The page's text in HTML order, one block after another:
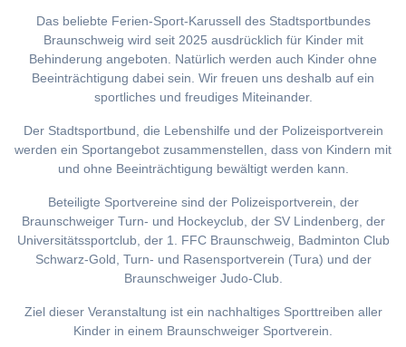
Das beliebte Ferien-Sport-Karussell des Stadtsportbundes
Braunschweig wird seit 2025 ausdrücklich für Kinder mit
Behinderung angeboten. Natürlich werden auch Kinder ohne
Beeinträchtigung dabei sein. Wir freuen uns deshalb auf ein
sportliches und freudiges Miteinander.
Der Stadtsportbund, die Lebenshilfe und der Polizeisportverein
werden ein Sportangebot zusammenstellen, dass von Kindern mit
und ohne Beeinträchtigung bewältigt werden kann.
Beteiligte Sportvereine sind der Polizeisportverein, der
Braunschweiger Turn- und Hockeyclub, der SV Lindenberg, der
Universitätssportclub, der 1. FFC Braunschweig, Badminton Club
Schwarz-Gold, Turn- und Rasensportverein (Tura) und der
Braunschweiger Judo-Club.
Ziel dieser Veranstaltung ist ein nachhaltiges Sporttreiben aller
Kinder in einem Braunschweiger Sportverein.